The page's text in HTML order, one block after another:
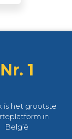
Nr. 1
is het grootste
in
België